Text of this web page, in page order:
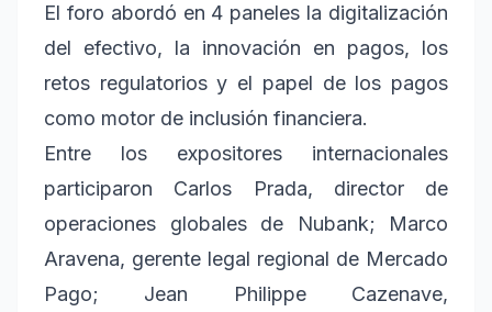
El foro abordó en 4 paneles la digitalización
del efectivo, la innovación en pagos, los
retos regulatorios y el papel de los pagos
como motor de inclusión financiera.
Entre los expositores internacionales
participaron Carlos Prada, director de
operaciones globales de Nubank; Marco
Aravena, gerente legal regional de Mercado
Pago; Jean Philippe Cazenave,